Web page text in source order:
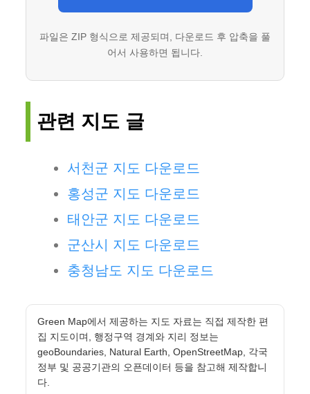
파일은 ZIP 형식으로 제공되며, 다운로드 후 압축을 풀
어서 사용하면 됩니다.
관련 지도 글
서천군 지도 다운로드
홍성군 지도 다운로드
태안군 지도 다운로드
군산시 지도 다운로드
충청남도 지도 다운로드
Green Map에서 제공하는 지도 자료는 직접 제작한 편
집 지도이며, 행정구역 경계와 지리 정보는
geoBoundaries, Natural Earth, OpenStreetMap, 각국
정부 및 공공기관의 오픈데이터 등을 참고해 제작합니
다.